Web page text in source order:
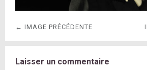
← IMAGE PRÉCÉDENTE
Laisser un commentaire